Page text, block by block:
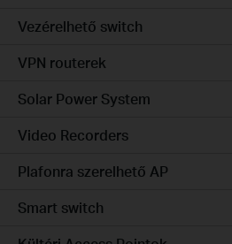
Vezérelhető switch
VPN routerek
Solar Power System
Video Recorders
Plafonra szerelhető AP
Smart switch